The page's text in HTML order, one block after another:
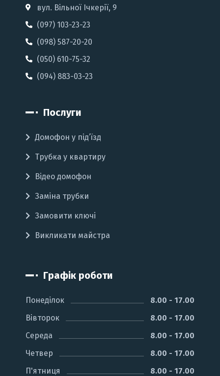
вул. Вільної Ічкерії, 9
(097) 103-23-23
(098) 587-20-20
(050) 610-75-32
(094) 883-03-23
Послуги
Домофон у під’їзд
Трубка у квартиру
Відео домофон
Заміна трубки
Замовити ключі
Викликати майстра
Графік роботи
Понеділок
8.00 - 17.00
Вівторок
8.00 - 17.00
Середа
8.00 - 17.00
Четвер
8.00 - 17.00
П'ятниця
8.00 - 17.00